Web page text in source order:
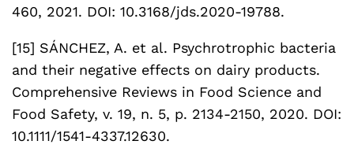
460, 2021. DOI: 10.3168/jds.2020-19788.
[15] SÁNCHEZ, A. et al. Psychrotrophic bacteria
and their negative effects on dairy products.
Comprehensive Reviews in Food Science and
Food Safety, v. 19, n. 5, p. 2134-2150, 2020. DOI:
10.1111/1541-4337.12630.